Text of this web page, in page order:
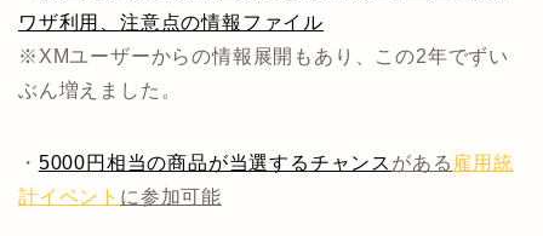
ワザ利用、注意点の情報ファイル
※XMユーザーからの情報展開もあり、この2年でずい
ぶん増えました。
・ 5000円相当の商品が当選するチャンス がある 雇用統
計イベント に参加可能